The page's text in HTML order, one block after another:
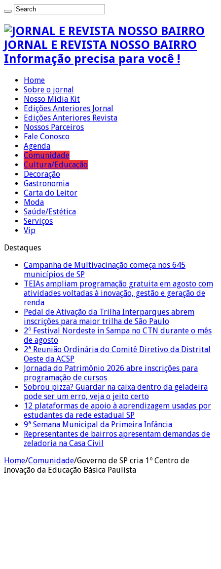
JORNAL E REVISTA NOSSO BAIRRO
Informação precisa para você !
Home
Sobre o jornal
Nosso Midia Kit
Edições Anteriores Jornal
Edições Anteriores Revista
Nossos Parceiros
Fale Conosco
Agenda
Comunidade
Cultura/Educação
Decoração
Gastronomia
Carta do Leitor
Moda
Saúde/Estética
Serviços
Vip
Destaques
Campanha de Multivacinação começa nos 645
municípios de SP
TEIAs ampliam programação gratuita em agosto com
atividades voltadas à inovação, gestão e geração de
renda
Pedal de Ativação da Trilha Interparques abrem
inscrições para maior trilha de São Paulo
2º Festival Nordeste in Sampa no CTN durante o mês
de agosto
2ª Reunião Ordinária do Comitê Diretivo da Distrital
Oeste da ACSP
Jornada do Patrimônio 2026 abre inscrições para
programação de cursos
Sobrou pizza? Guardar na caixa dentro da geladeira
pode ser um erro, veja o jeito certo
12 plataformas de apoio à aprendizagem usadas por
estudantes da rede estadual SP
9ª Semana Municipal da Primeira Infância
Representantes de bairros apresentam demandas de
zeladoria na Casa Civil
Home/Comunidade/Governo de SP cria 1º Centro de
Inovação da Educação Básica Paulista